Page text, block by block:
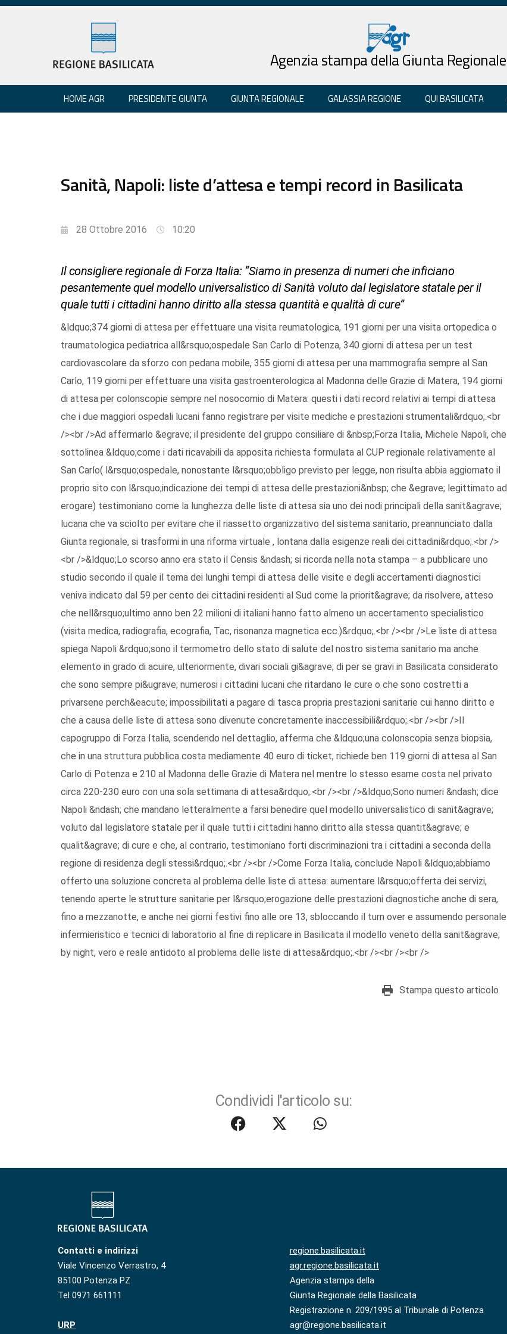
Agenzia stampa della Giunta Regionale
HOME AGR PRESIDENTE GIUNTA GIUNTA REGIONALE GALASSIA REGIONE QUI BASILICATA
Sanità, Napoli: liste d’attesa e tempi record in Basilicata
28 Ottobre 2016 10:20
Il consigliere regionale di Forza Italia: “Siamo in presenza di numeri che inficiano
pesantemente quel modello universalistico di Sanità voluto dal legislatore statale per il
quale tutti i cittadini hanno diritto alla stessa quantità e qualità di cure”
&ldquo;374 giorni di attesa per effettuare una visita reumatologica, 191 giorni per una visita ortopedica o
traumatologica pediatrica all&rsquo;ospedale San Carlo di Potenza, 340 giorni di attesa per un test
cardiovascolare da sforzo con pedana mobile, 355 giorni di attesa per una mammografia sempre al San
Carlo, 119 giorni per effettuare una visita gastroenterologica al Madonna delle Grazie di Matera, 194 giorni
di attesa per colonscopie sempre nel nosocomio di Matera: questi i dati record relativi ai tempi di attesa
che i due maggiori ospedali lucani fanno registrare per visite mediche e prestazioni strumentali&rdquo;.<br
/><br />Ad affermarlo &egrave; il presidente del gruppo consiliare di &nbsp;Forza Italia, Michele Napoli, che
sottolinea &ldquo;come i dati ricavabili da apposita richiesta formulata al CUP regionale relativamente al
San Carlo( l&rsquo;ospedale, nonostante l&rsquo;obbligo previsto per legge, non risulta abbia aggiornato il
proprio sito con l&rsquo;indicazione dei tempi di attesa delle prestazioni&nbsp; che &egrave; legittimato ad
erogare) testimoniano come la lunghezza delle liste di attesa sia uno dei nodi principali della sanit&agrave;
lucana che va sciolto per evitare che il riassetto organizzativo del sistema sanitario, preannunciato dalla
Giunta regionale, si trasformi in una riforma virtuale , lontana dalla esigenze reali dei cittadini&rdquo;.<br />
<br />&ldquo;Lo scorso anno era stato il Censis &ndash; si ricorda nella nota stampa – a pubblicare uno
studio secondo il quale il tema dei lunghi tempi di attesa delle visite e degli accertamenti diagnostici
veniva indicato dal 59 per cento dei cittadini residenti al Sud come la priorit&agrave; da risolvere, atteso
che nell&rsquo;ultimo anno ben 22 milioni di italiani hanno fatto almeno un accertamento specialistico
(visita medica, radiografia, ecografia, Tac, risonanza magnetica ecc.)&rdquo;.<br /><br />Le liste di attesa
spiega Napoli &rdquo;sono il termometro dello stato di salute del nostro sistema sanitario ma anche
elemento in grado di acuire, ulteriormente, divari sociali gi&agrave; di per se gravi in Basilicata considerato
che sono sempre pi&ugrave; numerosi i cittadini lucani che ritardano le cure o che sono costretti a
privarsene perch&eacute; impossibilitati a pagare di tasca propria prestazioni sanitarie cui hanno diritto e
che a causa delle liste di attesa sono divenute concretamente inaccessibili&rdquo;.<br /><br />Il
capogruppo di Forza Italia, scendendo nel dettaglio, afferma che &ldquo;una colonscopia senza biopsia,
che in una struttura pubblica costa mediamente 40 euro di ticket, richiede ben 119 giorni di attesa al San
Carlo di Potenza e 210 al Madonna delle Grazie di Matera nel mentre lo stesso esame costa nel privato
circa 220-230 euro con una sola settimana di attesa&rdquo;.<br /><br />&ldquo;Sono numeri &ndash; dice
Napoli &ndash; che mandano letteralmente a farsi benedire quel modello universalistico di sanit&agrave;
voluto dal legislatore statale per il quale tutti i cittadini hanno diritto alla stessa quantit&agrave; e
qualit&agrave; di cure e che, al contrario, testimoniano forti discriminazioni tra i cittadini a seconda della
regione di residenza degli stessi&rdquo;.<br /><br />Come Forza Italia, conclude Napoli &ldquo;abbiamo
offerto una soluzione concreta al problema delle liste di attesa: aumentare l&rsquo;offerta dei servizi,
tenendo aperte le strutture sanitarie per l&rsquo;erogazione delle prestazioni diagnostiche anche di sera,
fino a mezzanotte, e anche nei giorni festivi fino alle ore 13, sbloccando il turn over e assumendo personale
infermieristico e tecnici di laboratorio al fine di replicare in Basilicata il modello veneto della sanit&agrave;
by night, vero e reale antidoto al problema delle liste di attesa&rdquo;.<br /><br /><br />
Stampa questo articolo
Condividi l'articolo su:
Contatti e indirizzi
Viale Vincenzo Verrastro, 4
85100 Potenza PZ
Tel 0971 661111
URP
regione.basilicata.it
agr.regione.basilicata.it
Agenzia stampa della
Giunta Regionale della Basilicata
Registrazione n. 209/1995 al Tribunale di Potenza
agr@regione.basilicata.it